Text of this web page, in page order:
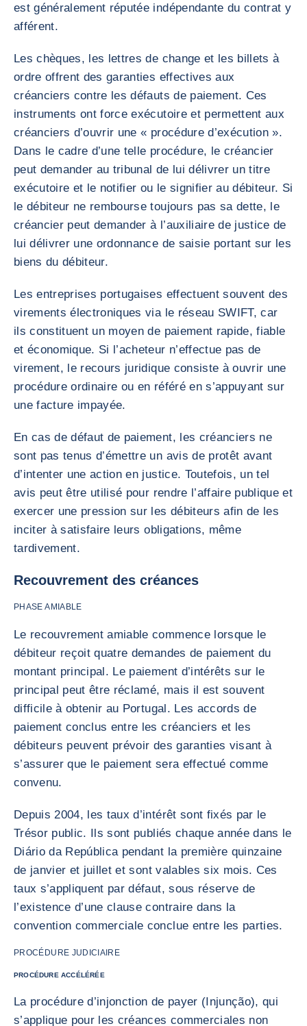
est généralement réputée indépendante du contrat y
afférent.
Les chèques, les lettres de change et les billets à
ordre offrent des garanties effectives aux
créanciers contre les défauts de paiement. Ces
instruments ont force exécutoire et permettent aux
créanciers d’ouvrir une « procédure d’exécution ».
Dans le cadre d’une telle procédure, le créancier
peut demander au tribunal de lui délivrer un titre
exécutoire et le notifier ou le signifier au débiteur. Si
le débiteur ne rembourse toujours pas sa dette, le
créancier peut demander à l’auxiliaire de justice de
lui délivrer une ordonnance de saisie portant sur les
biens du débiteur.
Les entreprises portugaises effectuent souvent des
virements électroniques via le réseau SWIFT, car
ils constituent un moyen de paiement rapide, fiable
et économique. Si l’acheteur n’effectue pas de
virement, le recours juridique consiste à ouvrir une
procédure ordinaire ou en référé en s’appuyant sur
une facture impayée.
En cas de défaut de paiement, les créanciers ne
sont pas tenus d’émettre un avis de protêt avant
d’intenter une action en justice. Toutefois, un tel
avis peut être utilisé pour rendre l’affaire publique et
exercer une pression sur les débiteurs afin de les
inciter à satisfaire leurs obligations, même
tardivement.
Recouvrement des créances
PHASE AMIABLE
Le recouvrement amiable commence lorsque le
débiteur reçoit quatre demandes de paiement du
montant principal. Le paiement d’intérêts sur le
principal peut être réclamé, mais il est souvent
difficile à obtenir au Portugal. Les accords de
paiement conclus entre les créanciers et les
débiteurs peuvent prévoir des garanties visant à
s’assurer que le paiement sera effectué comme
convenu.
Depuis 2004, les taux d’intérêt sont fixés par le
Trésor public. Ils sont publiés chaque année dans le
Diário da República pendant la première quinzaine
de janvier et juillet et sont valables six mois. Ces
taux s’appliquent par défaut, sous réserve de
l’existence d’une clause contraire dans la
convention commerciale conclue entre les parties.
PROCÉDURE JUDICIAIRE
PROCÉDURE ACCÉLÉRÉE
La procédure d’injonction de payer (Injunção), qui
s’applique pour les créances commerciales non